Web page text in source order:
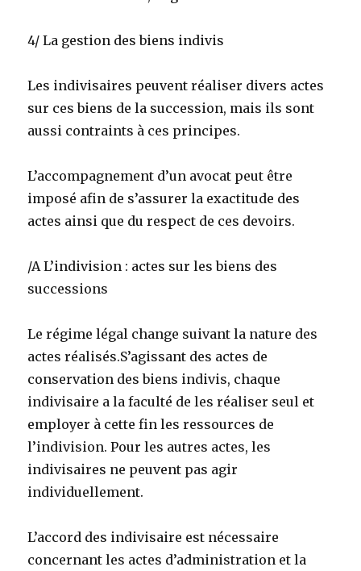
4/ La gestion des biens indivis
Les indivisaires peuvent réaliser divers actes
sur ces biens de la succession, mais ils sont
aussi contraints à ces principes.
L’accompagnement d’un avocat peut être
imposé afin de s’assurer la exactitude des
actes ainsi que du respect de ces devoirs.
/A L’indivision : actes sur les biens des
successions
Le régime légal change suivant la nature des
actes réalisés.S’agissant des actes de
conservation des biens indivis, chaque
indivisaire a la faculté de les réaliser seul et
employer à cette fin les ressources de
l’indivision. Pour les autres actes, les
indivisaires ne peuvent pas agir
individuellement.
L’accord des indivisaire est nécessaire
concernant les actes d’administration et la